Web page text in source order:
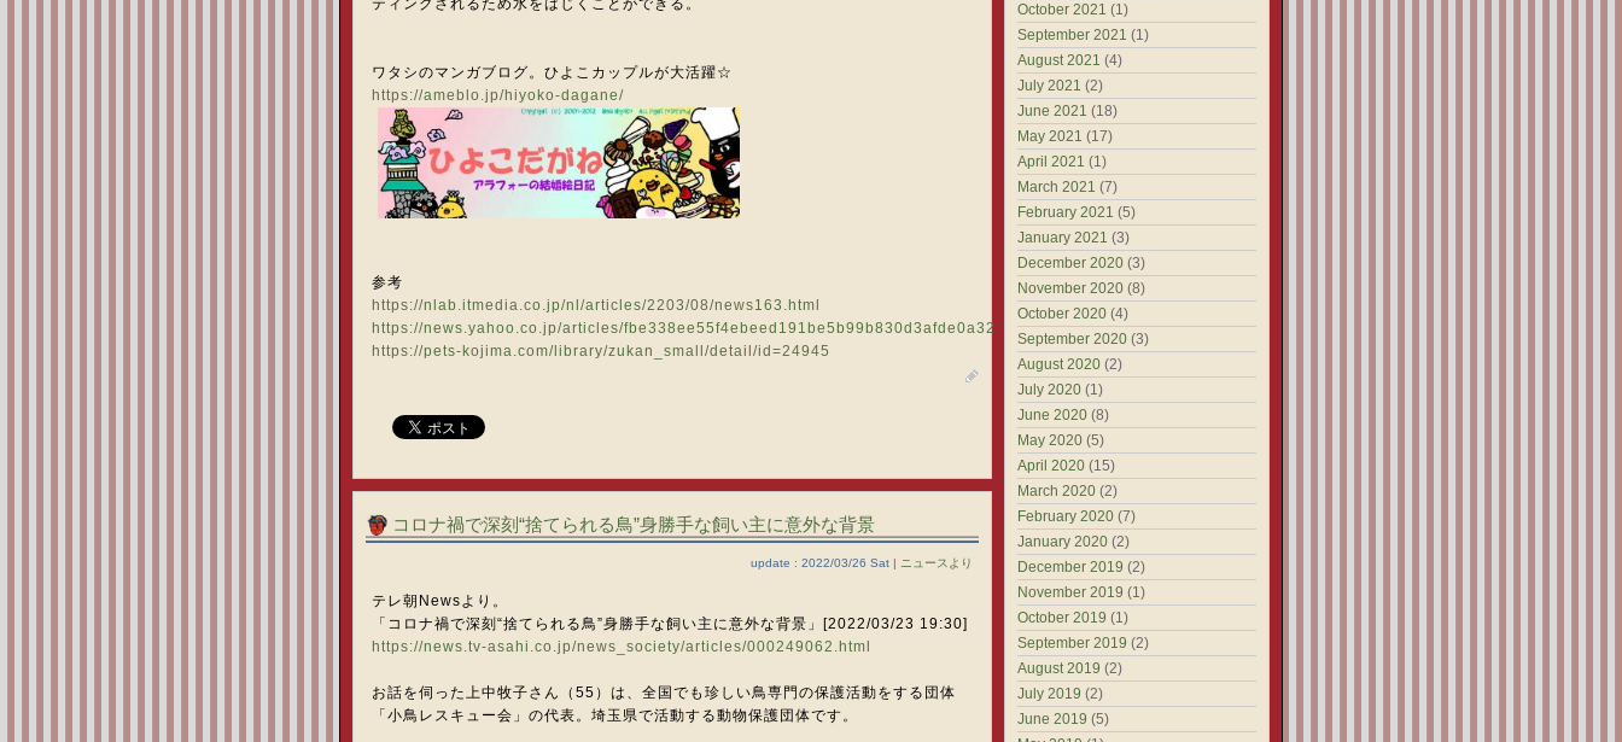
ティングされるため水をはじくことができる。
ワタシのマンガブログ。ひよこカップルが大活躍☆
https://ameblo.jp/hiyoko-dagane/
参考
https://nlab.itmedia.co.jp/nl/articles/2203/08/news163.html
https://news.yahoo.co.jp/articles/fbe338ee55f4ebeed191be5b99b830d3afde0a32
https://pets-kojima.com/library/zukan_small/detail/id=24945
コロナ禍で深刻“捨てられる鳥”身勝手な飼い主に意外な背景
update : 2022/03/26 Sat | ニュースより
テレ朝Newsより。
「コロナ禍で深刻“捨てられる鳥”身勝手な飼い主に意外な背景」[2022/03/23 19:30]
https://news.tv-asahi.co.jp/news_society/articles/000249062.html
お話を伺った上中牧子さん（55）は、全国でも珍しい鳥専門の保護活動をする団体
「小鳥レスキュー会」の代表。埼玉県で活動する動物保護団体です。
October 2021 (1)
September 2021 (1)
August 2021 (4)
July 2021 (2)
June 2021 (18)
May 2021 (17)
April 2021 (1)
March 2021 (7)
February 2021 (5)
January 2021 (3)
December 2020 (3)
November 2020 (8)
October 2020 (4)
September 2020 (3)
August 2020 (2)
July 2020 (1)
June 2020 (8)
May 2020 (5)
April 2020 (15)
March 2020 (2)
February 2020 (7)
January 2020 (2)
December 2019 (2)
November 2019 (1)
October 2019 (1)
September 2019 (2)
August 2019 (2)
July 2019 (2)
June 2019 (5)